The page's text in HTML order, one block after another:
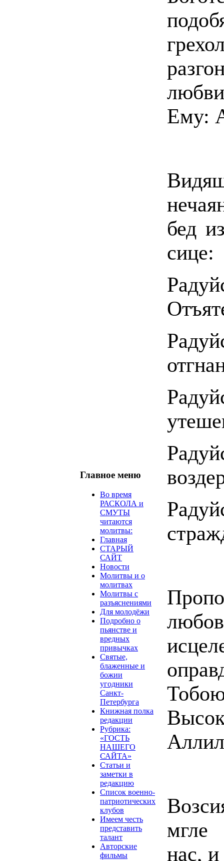
Главное меню
Во время
РАСКОЛА и
СМУТЫ
читаются
молитвы:
Главная
СТАРЫЙ
САЙТ
Новости
Молитвы и о
молитвах
Молитвы с
разъяснениями
Для молодёжи
Подробно о
пьянстве и
вредных
привычках
Святые,
блаженные и
божии
угодники
Санкт-
Петербурга
Книжная полка
редакции
Рубрика:
«ГОСТЬ
НАШЕГО
САЙТА»
Статьи и
заметки в
редакцию
Список военно-
патриотических
клубов
Имеем честь
представить
талант
Авторские
фильмы
Ему:
бед
сице:
мгле
нас, и